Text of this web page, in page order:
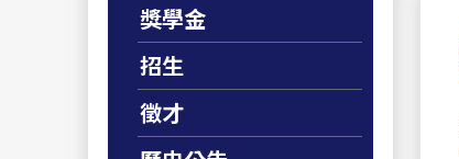
獎學金
招生
徵才